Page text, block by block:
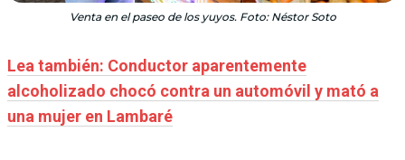
Venta en el paseo de los yuyos. Foto: Néstor Soto
Lea también: Conductor aparentemente
alcoholizado chocó contra un automóvil y mató a
una mujer en Lambaré